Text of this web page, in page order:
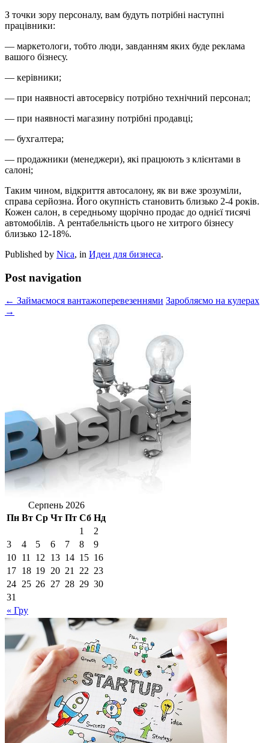
З точки зору персоналу, вам будуть потрібні наступні
працівники:
— маркетологи, тобто люди, завданням яких буде реклама
вашого бізнесу.
— керівники;
— при наявності автосервісу потрібно технічний персонал;
— при наявності магазину потрібні продавці;
— бухгалтера;
— продажники (менеджери), які працюють з клієнтами в
салоні;
Таким чином, відкриття автосалону, як ви вже зрозуміли,
справа серйозна. Його окупність становить близько 2-4 років.
Кожен салон, в середньому щорічно продає до однієї тисячі
автомобілів. А рентабельність цього не хитрого бізнесу
близько 12-18%.
Published by Nica, in Идеи для бизнеса.
Post navigation
← Займаємося вантажоперевезеннями Заробляємо на кулерах
→
Серпень 2026
Пн Вт Ср Чт Пт Сб Нд
« Гру
1
2
3
4 5 6 7 8
9
10 11 12 13 14 15 16
17 18 19 20 21 22 23
24 25 26 27 28 29 30
31